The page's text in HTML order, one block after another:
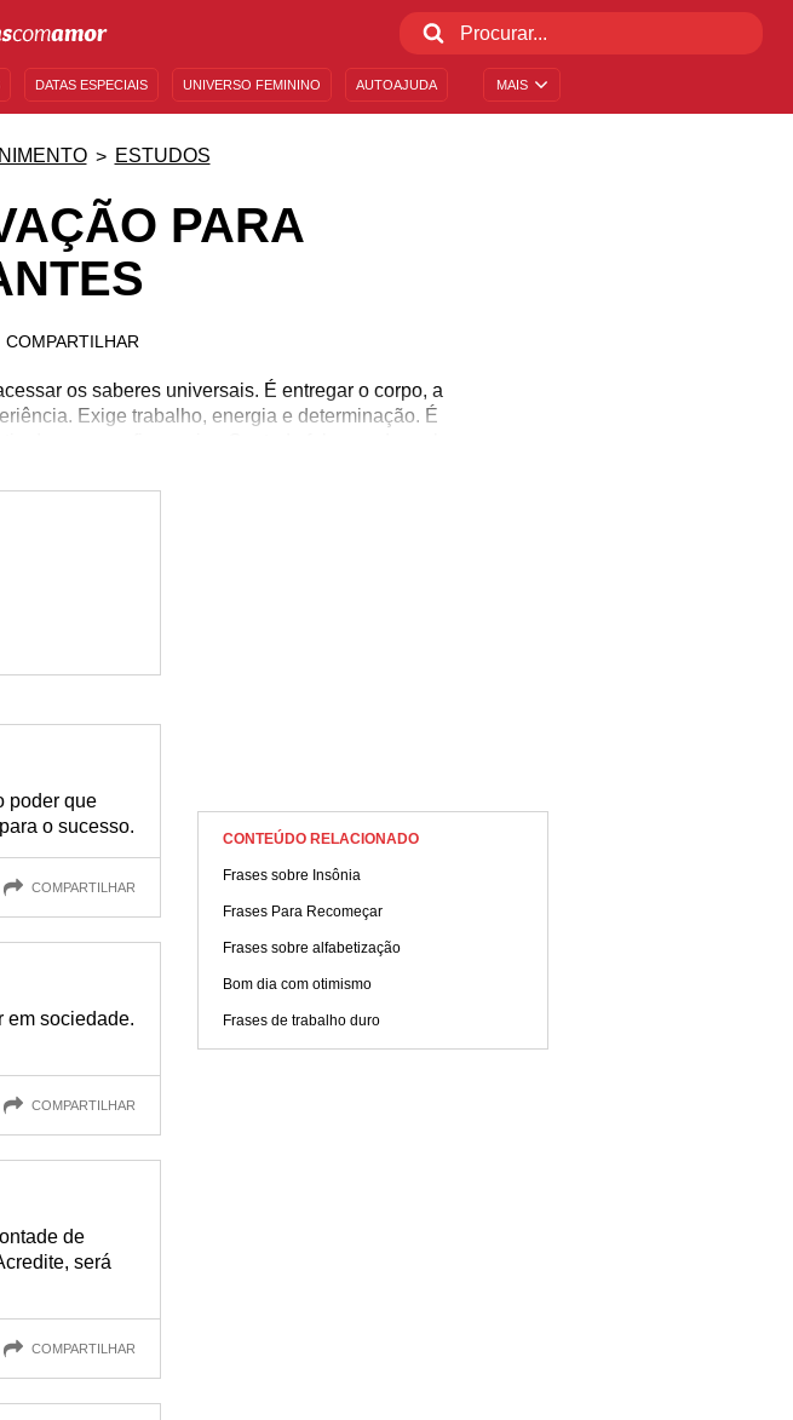
MAIS
DATAS ESPECIAIS UNIVERSO FEMININO AUTOAJUDA
ESTUDOS
PARA
COMPARTILHAR
os saberes universais. É entregar o corpo, a
Exige trabalho, energia e determinação. É
de sucesso financeiro. Contudo falamos daquela
e da vida, mesmo ainda muito jovem. E se houver
no pensamento de personalidades mundiais,
poder que
o sucesso.
COMPARTILHAR
em sociedade.
COMPARTILHAR
de
será
COMPARTILHAR
CONTEÚDO RELACIONADO
Frases sobre Insônia
Frases Para Recomeçar
Frases sobre alfabetização
Bom dia com otimismo
Frases de trabalho duro